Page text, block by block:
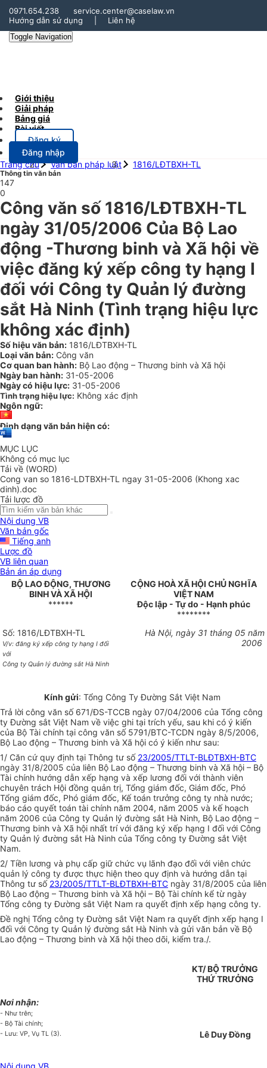
0971.654.238
service.center@caselaw.vn
Hướng dẫn sử dụng
Liên hệ
Toggle Navigation
Giới thiệu
Giải pháp
Bảng giá
Bài viết
Đăng ký
Đăng nhập
Trang chủ
Văn bản pháp luật 1816/LĐTBXH-TL
Thông tin văn bản
147
0
Công văn số 1816/LĐTBXH-TL
ngày 31/05/2006 Của Bộ Lao
động -Thương binh và Xã hội về
việc đăng ký xếp công ty hạng I
đối với Công ty Quản lý đường
sắt Hà Ninh (Tình trạng hiệu lực
không xác định)
Số hiệu văn bản: 1816/LĐTBXH-TL
Loại văn bản: Công văn
Cơ quan ban hành: Bộ Lao động – Thương binh và Xã hội
Ngày ban hành: 31-05-2006
Ngày có hiệu lực: 31-05-2006
Tình trạng hiệu lực: Không xác định
Ngôn ngữ:
Định dạng văn bản hiện có:
MỤC LỤC
Không có mục lục
Tải về (WORD)
Cong van so 1816-LDTBXH-TL ngay 31-05-2006 (Khong xac
dinh).doc
Tải lược đồ
Nội dung VB
Văn bản gốc
Tiếng anh
Lược đồ
VB liên quan
Bản án áp dụng
BỘ LAO ĐỘNG, THƯƠNG
BINH VÀ XÃ HỘI
******
CỘNG HOÀ XÃ HỘI CHỦ NGHĨA
VIỆT NAM
Độc lập - Tự do - Hạnh phúc
********
Số: 1816/LĐTBXH-TL
V/v: đăng ký xếp công ty hạng I đối
với
Công ty Quản lý đường sắt Hà Ninh
Hà Nội, ngày 31 tháng 05 năm
2006
Kính gửi: Tổng Công Ty Đường Sắt Việt Nam
Trả lời công văn số 671/ĐS-TCCB ngày 07/04/2006 của Tổng công
ty Đường sắt Việt Nam về việc ghi tại trích yếu, sau khi có ý kiến
của Bộ Tài chính tại công văn số 5791/BTC-TCDN ngày 8/5/2006,
Bộ Lao động – Thương binh và Xã hội có ý kiến như sau:
1/ Căn cứ quy định tại Thông tư số 23/2005/TTLT-BLĐTBXH-BTC
ngày 31/8/2005 của liên Bộ Lao động – Thương binh và Xã hội – Bộ
Tài chính hướng dẫn xếp hạng và xếp lương đối với thành viên
chuyên trách Hội đồng quản trị, Tổng giám đốc, Giám đốc, Phó
Tổng giám đốc, Phó giám đốc, Kế toán trưởng công ty nhà nước;
báo cáo quyết toán tài chính năm 2004, năm 2005 và kế hoạch
năm 2006 của Công ty Quản lý đường sắt Hà Ninh, Bộ Lao động –
Thương binh và Xã hội nhất trí với đăng ký xếp hạng I đối với Công
ty Quản lý đường sắt Hà Ninh của Tổng công ty Đường sắt Việt
Nam.
2/ Tiền lương và phụ cấp giữ chức vụ lãnh đạo đối với viên chức
quản lý công ty được thực hiện theo quy định và hướng dẫn tại
Thông tư số 23/2005/TTLT-BLĐTBXH-BTC ngày 31/8/2005 của liên
Bộ Lao động – Thương binh và Xã hội – Bộ Tài chính kể từ ngày
Tổng công ty Đường sắt Việt Nam ra quyết định xếp hạng công ty.
Đề nghị Tổng công ty Đường sắt Việt Nam ra quyết định xếp hạng I
đối với Công ty Quản lý đường sắt Hà Ninh và gửi văn bản về Bộ
Lao động – Thương binh và Xã hội theo dõi, kiểm tra./.
Nơi nhận:
- Như trên;
- Bộ Tài chính;
- Lưu: VP, Vụ TL (3).
KT/ BỘ TRƯỞNG
THỨ TRƯỞNG
Lê Duy Đồng
Nội dung VB